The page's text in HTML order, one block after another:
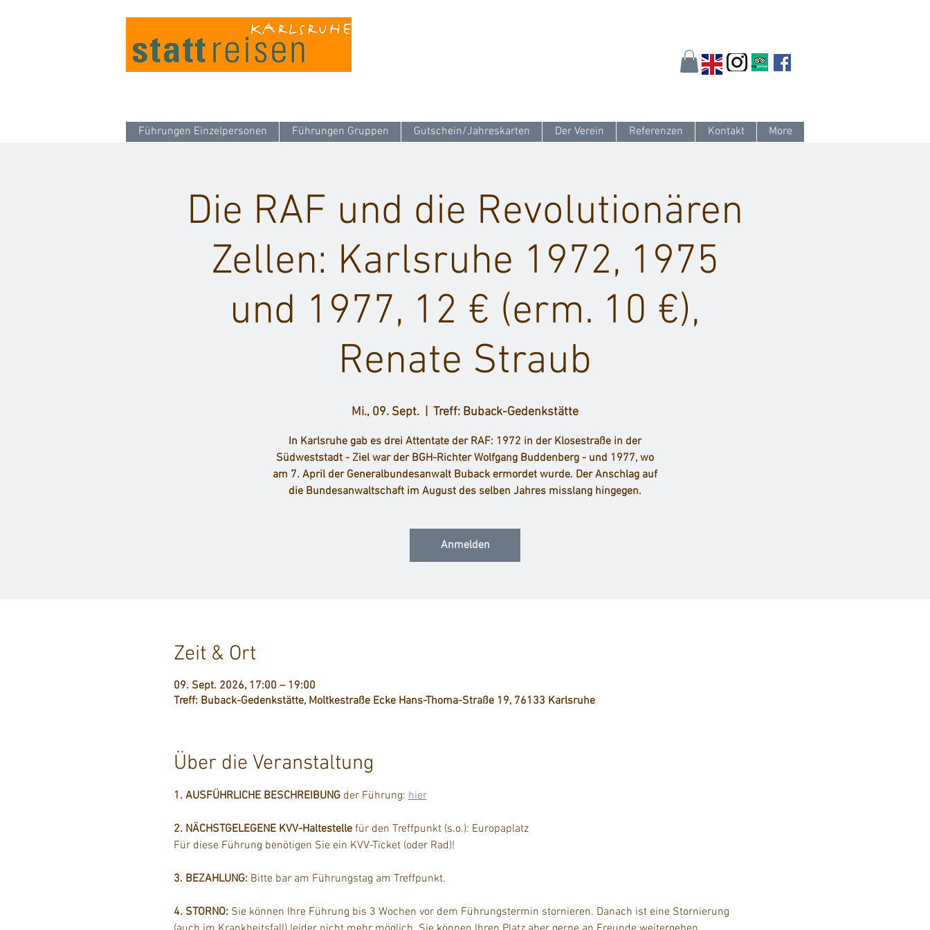
Führungen Einzelpersonen Führungen Gruppen Gutschein/Jahreskarten Der Verein Referenzen Kontakt More
Die RAF und die Revolutionären
Zellen: Karlsruhe 1972, 1975
und 1977, 12 € (erm. 10 €),
Renate Straub
Mi., 09. Sept. Treff: Buback-Gedenkstätte
In Karlsruhe gab es drei Attentate der RAF: 1972 in der Klosestraße in der
Südweststadt - Ziel war der BGH-Richter Wolfgang Buddenberg - und 1977, wo
am 7. April der Generalbundesanwalt Buback ermordet wurde. Der Anschlag auf
die Bundesanwaltschaft im August des selben Jahres misslang hingegen.
Anmelden
Zeit & Ort
09. Sept. 2026, 17:00 – 19:00
Treff: Buback-Gedenkstätte, Moltkestraße Ecke Hans-Thoma-Straße 19, 76133 Karlsruhe
Über die Veranstaltung
1. AUSFÜHRLICHE BESCHREIBUNG der Führung: hier
2. NÄCHSTGELEGENE KVV-Haltestelle für den Treffpunkt (s.o.): Europaplatz
Für diese Führung benötigen Sie ein KVV-Ticket (oder Rad)!
3. BEZAHLUNG: Bitte bar am Führungstag am Treffpunkt.
4. STORNO: Sie können Ihre Führung bis 3 Wochen vor dem Führungstermin stornieren. Danach ist eine Stornierung